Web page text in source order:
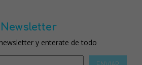
Newsletter
y enterate de todo